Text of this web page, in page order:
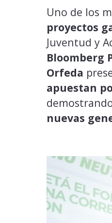
Uno de los
proyectos
Juventud y
Bloomberg
Orfeda
apuestan
nuevas